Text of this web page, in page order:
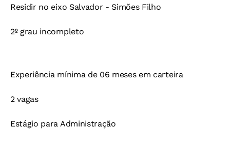
Residir no eixo Salvador - Simões Filho
2º grau incompleto
Experiência mínima de 06 meses em carteira
2 vagas
Estágio para Administração